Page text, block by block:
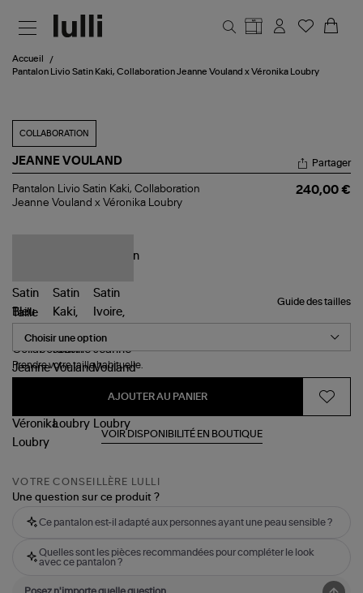
Accueil
Pantalon Livio Satin Kaki, Collaboration Jeanne Vouland x Véronika Loubry
COLLABORATION
JEANNE VOULAND
Pantalon
Livio
Véronika
Partager
Pantalon Livio Satin Kaki, Collaboration
Jeanne Vouland x Véronika Loubry
240,00 €
Guide des tailles
Taille
Prendre votre taille habituelle.
AJOUTER AU PANIER
VOIR DISPONIBILITÉ EN BOUTIQUE
VOTRE CONSEILLÈRE LULLI
Une question sur ce produit ?
Ce pantalon est-il adapté aux personnes ayant une peau sensible ?
Quelles sont les pièces recommandées pour compléter le look
avec ce pantalon ?